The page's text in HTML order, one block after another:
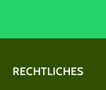
RECHTLICHES